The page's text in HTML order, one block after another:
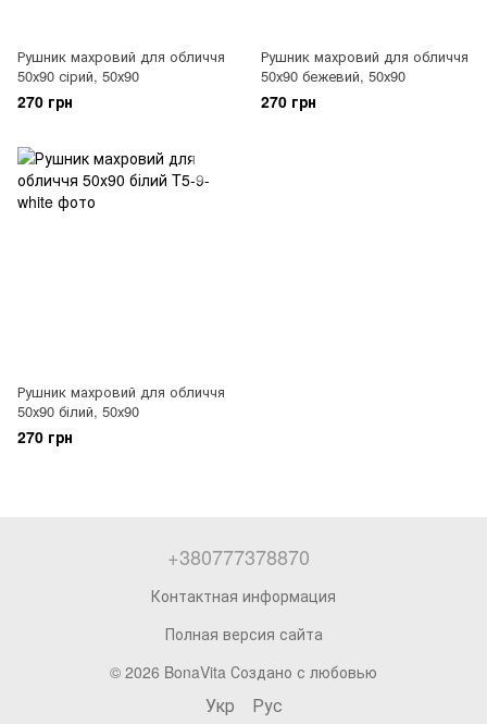
Рушник махровий для обличчя
50х90 сірий, 50х90
270 грн
Рушник махровий для обличчя
50х90 бежевий, 50х90
270 грн
Рушник махровий для обличчя
50х90 білий, 50х90
270 грн
+380777378870
Контактная информация
Полная версия сайта
© 2026 BonaVita Создано с любовью
Укр Рус